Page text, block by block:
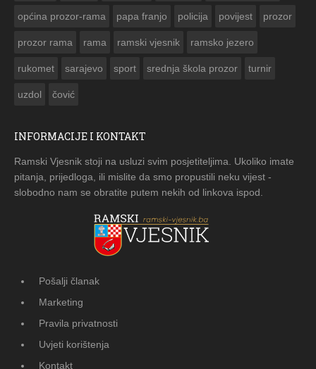
općina prozor-rama papa franjo policija povijest prozor
prozor rama rama ramski vjesnik ramsko jezero
rukomet sarajevo sport srednja škola prozor turnir
uzdol čović
INFORMACIJE I KONTAKT
Ramski Vjesnik stoji na usluzi svim posjetiteljima. Ukoliko imate
pitanja, prijedloga, ili mislite da smo propustili neku vijest -
slobodno nam se obratite putem nekih od linkova ispod.
Pošalji članak
Marketing
Pravila privatnosti
Uvjeti korištenja
Kontakt